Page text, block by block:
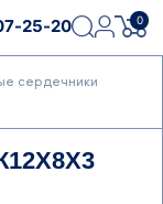
25-20 0
сердечники